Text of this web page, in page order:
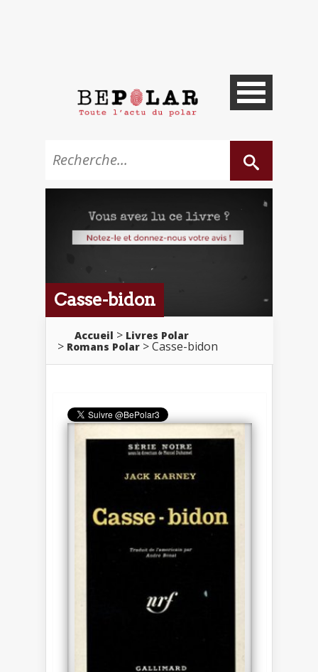
Casse-bidon
Accueil
Livres Polar
Romans Polar
Casse-bidon